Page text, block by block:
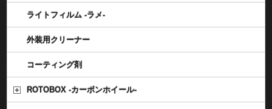
ライトフィルム -ラメ-
外装用クリーナー
コーティング剤
ROTOBOX -カーボンホイール-